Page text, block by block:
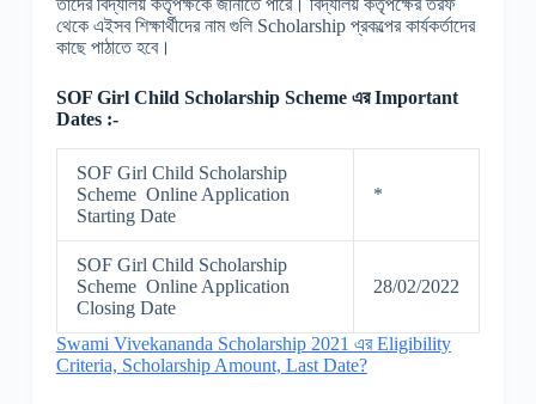
তাদের বিদ্যালয় কর্তৃপক্ষকে জানাতে পারে। বিদ্যালয় কর্তৃপক্ষের তরফ
থেকে এইসব শিক্ষার্থীদের নাম গুলি Scholarship প্রকল্পের কার্যকর্তাদের
কাছে পাঠাতে হবে।
SOF Girl Child Scholarship Schemeএর Important
Dates :-
SOF Girl Child Scholarship
Scheme Online Application
Starting Date
*
SOF Girl Child Scholarship
Scheme Online Application
Closing Date
28/02/2022
Swami Vivekananda Scholarship 2021 এর Eligibility
Criteria, Scholarship Amount, Last Date?